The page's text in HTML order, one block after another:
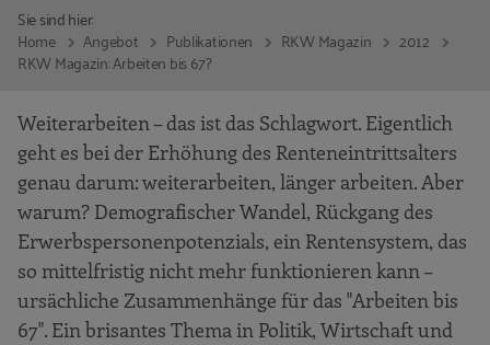
Sie sind hier:
Home
Angebot Publikationen RKW Magazin
2012
RKW Magazin: Arbeiten bis 67?
Weiterarbeiten – das ist das Schlagwort. Eigentlich
geht es bei der Erhöhung des Renteneintrittsalters
genau darum: weiterarbeiten, länger arbeiten. Aber
warum? Demografischer Wandel, Rückgang des
Erwerbspersonenpotenzials, ein Rentensystem, das
so mittelfristig nicht mehr funktionieren kann –
ursächliche Zusammenhänge für das "Arbeiten bis
67". Ein brisantes Thema in Politik, Wirtschaft und